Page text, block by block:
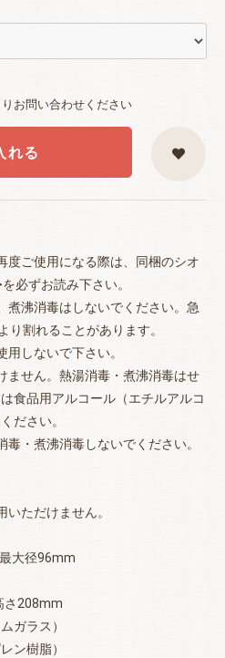
りお問い合わせください
れる
度ご使用になる際は、同梱のシオ
必ずお読み下さい。
煮沸消毒はしないでください。急
り割れることがあります。
しないで下さい。
ません。熱湯消毒・煮沸消毒はせ
食品用アルコール（エチルアルコ
ださい。
・煮沸消毒しないでください。
ただけません。
大径96mm
さ208mm
ラス）
樹脂）